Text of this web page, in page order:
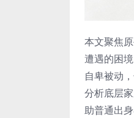
本文聚焦
遭遇的困
自卑被动
分析底层
助普通出